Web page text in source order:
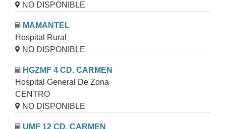
NO DISPONIBLE
MAMANTEL
Hospital Rural
NO DISPONIBLE
HGZMF 4 CD. CARMEN
Hospital General De Zona
CENTRO
NO DISPONIBLE
UMF 12 CD. CARMEN